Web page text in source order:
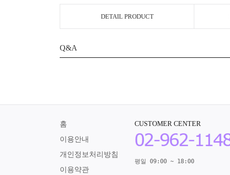
DETAIL PRODUCT
Q&A
홈
이용안내
개인정보처리방침
이용약관
CUSTOMER CENTER
평일 09:00 ~ 18:00